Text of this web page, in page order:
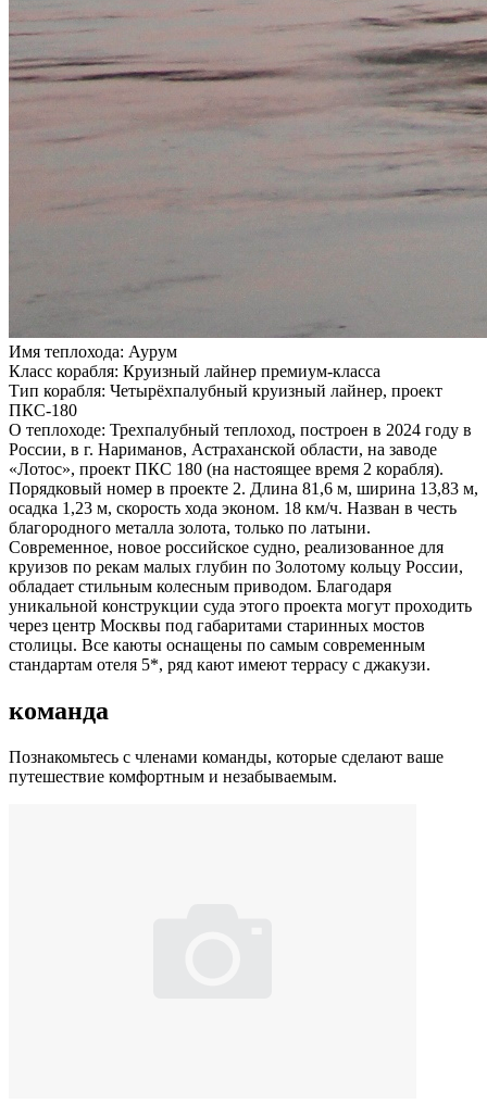
Имя теплохода: Аурум
Класс корабля: Круизный лайнер премиум-класса
Тип корабля: Четырёхпалубный круизный лайнер, проект
ПКС-180
О теплоходе: Трехпалубный теплоход, построен в 2024 году в
России, в г. Нариманов, Астраханской области, на заводе
«Лотос», проект ПКС 180 (на настоящее время 2 корабля).
Порядковый номер в проекте 2. Длина 81,6 м, ширина 13,83 м,
осадка 1,23 м, скорость хода эконом. 18 км/ч. Назван в честь
благородного металла золота, только по латыни.
Современное, новое российское судно, реализованное для
круизов по рекам малых глубин по Золотому кольцу России,
обладает стильным колесным приводом. Благодаря
уникальной конструкции суда этого проекта могут проходить
через центр Москвы под габаритами старинных мостов
столицы. Все каюты оснащены по самым современным
стандартам отеля 5*, ряд кают имеют террасу с джакузи.
команда
Познакомьтесь с членами команды, которые сделают ваше
путешествие комфортным и незабываемым.